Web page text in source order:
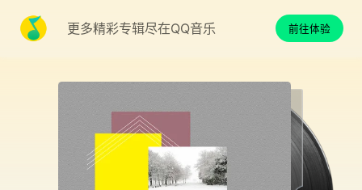
更多精彩专辑尽在QQ音乐 前往体验